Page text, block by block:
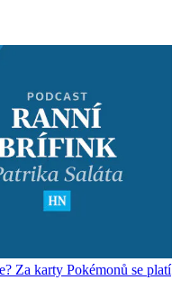
Za karty Pokémonů se platí